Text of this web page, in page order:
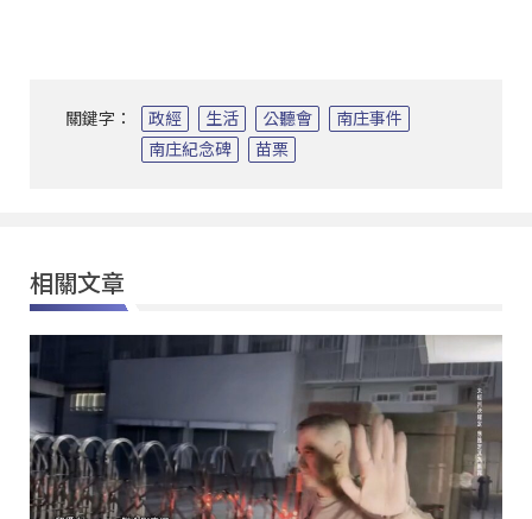
關鍵字： 政經 生活 公聽會
南庄事件
南庄紀念碑
苗栗
相關文章